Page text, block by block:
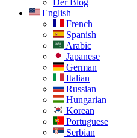
Der Blog
English
French
Spanish
Arabic
Japanese
German
Italian
Russian
Hungarian
Korean
Portuguese
Serbian